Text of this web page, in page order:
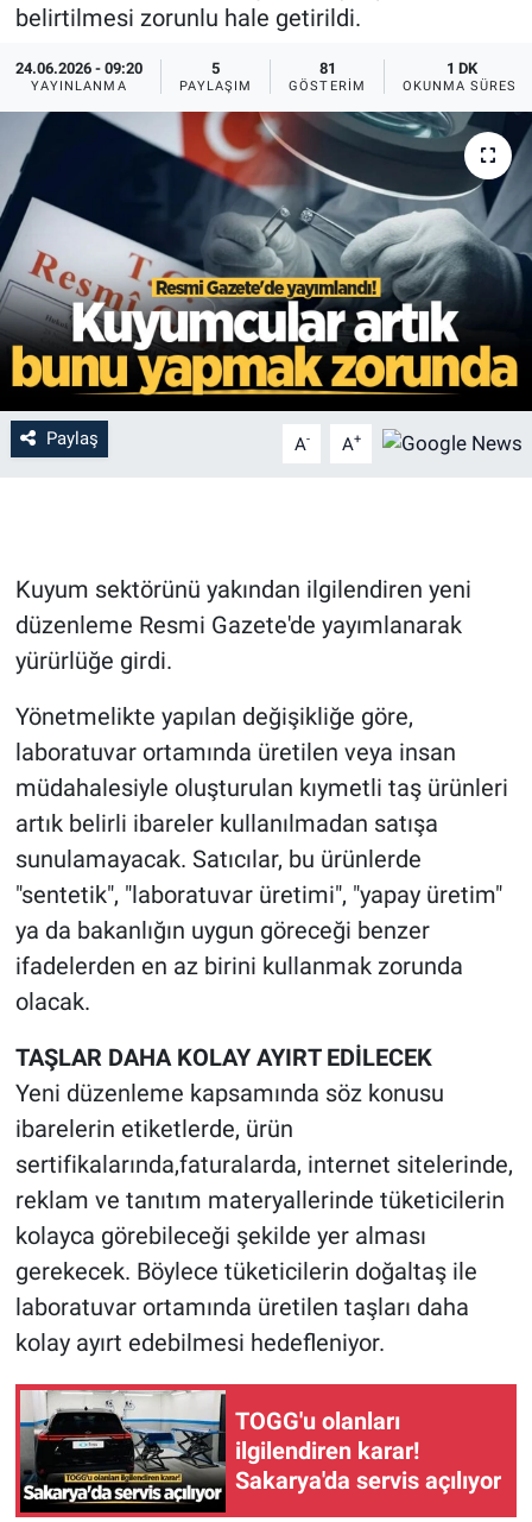
belirtilmesi zorunlu hale getirildi.
24.06.2026 - 09:20
YAYINLANMA
5
PAYLAŞIM
81
GÖSTERIM
1 DK
OKUNMA SÜRESI
Paylaş A- A+
Kuyum sektörünü yakından ilgilendiren yeni
düzenleme Resmi Gazete'de yayımlanarak
yürürlüğe girdi.
Yönetmelikte yapılan değişikliğe göre,
laboratuvar ortamında üretilen veya insan
müdahalesiyle oluşturulan kıymetli taş ürünleri
artık belirli ibareler kullanılmadan satışa
sunulamayacak. Satıcılar, bu ürünlerde
"sentetik", "laboratuvar üretimi", "yapay üretim"
ya da bakanlığın uygun göreceği benzer
ifadelerden en az birini kullanmak zorunda
olacak.
TAŞLAR DAHA KOLAY AYIRT EDİLECEK
Yeni düzenleme kapsamında söz konusu
ibarelerin etiketlerde, ürün
sertifikalarında,faturalarda, internet sitelerinde,
reklam ve tanıtım materyallerinde tüketicilerin
kolayca görebileceği şekilde yer alması
gerekecek. Böylece tüketicilerin doğaltaş ile
laboratuvar ortamında üretilen taşları daha
kolay ayırt edebilmesi hedefleniyor.
TOGG'u olanları
ilgilendiren karar!
Sakarya'da servis açılıyor